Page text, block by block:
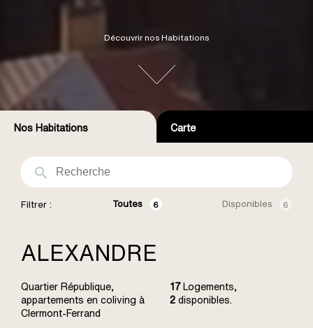
Découvrir nos Habitations
Nos Habitations Carte
Filtrer : Toutes 6 Disponibles 6
ALEXANDRE
Quartier République,
appartements en coliving à
Clermont-Ferrand
17Logements,
2disponibles.